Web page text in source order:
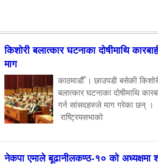
किशोरी बलात्कार घटनाका दोषीमाथि
माग
काठमाडौँ । छाउपडी बसेकी
बलात्कार घटनाका दोषीमाथि
गर्न सांसदहरुले माग गरेका छन् ।
राष्ट्रियसभाको
नेकपा एमाले बूढानीलकण्ठ-१० को अध्यक्षमा